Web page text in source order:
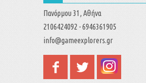
Πανόρμου 31, Αθήνα
2106424092 - 6946361905
info@gameexplorers.gr